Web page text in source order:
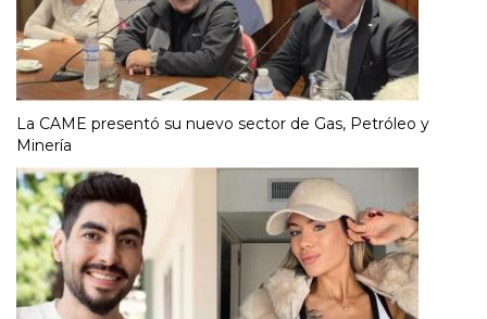
La CAME presentó su nuevo sector de Gas, Petróleo y
Minería